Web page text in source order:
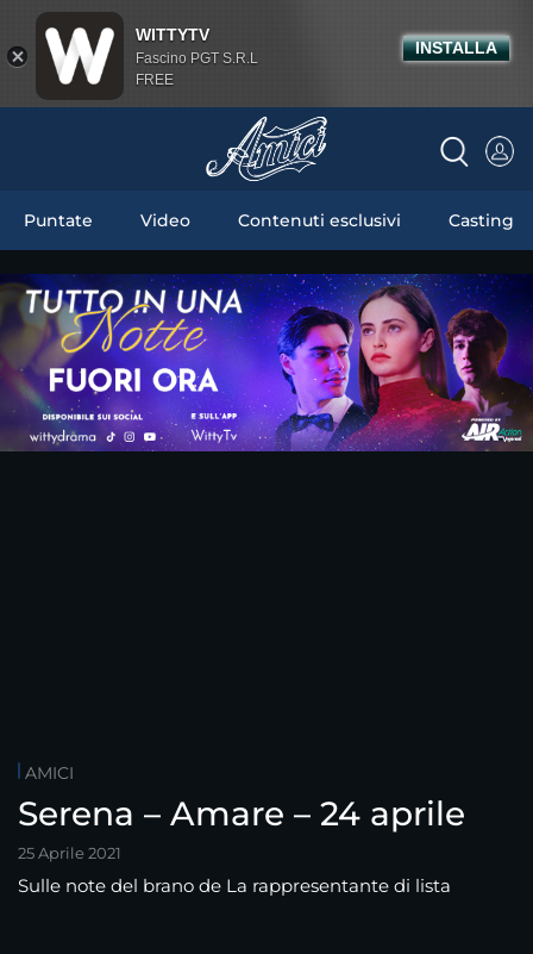
Puntate Video Contenuti esclusivi Casting
AMICI
Serena – Amare – 24 aprile
25 Aprile 2021
Sulle note del brano de La rappresentante di lista
WITTYTV
Fascino PGT S.R.L
FREE
INSTALLA